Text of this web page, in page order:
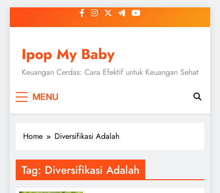
to
Ipop My Baby
Keuangan Cerdas: Cara Efektif untuk Keuangan Sehat
MENU
Home Diversifikasi Adalah
Tag: Diversifikasi Adalah